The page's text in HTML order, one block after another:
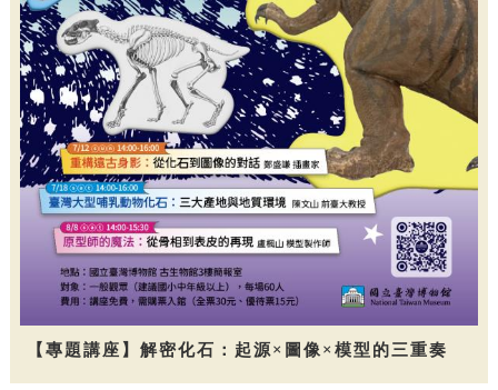
【專題講座】解密化石：起源×圖像×模型的三重奏